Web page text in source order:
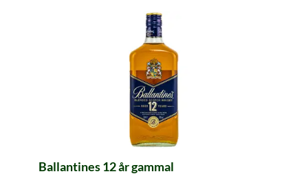
Ballantines 12 år gammal